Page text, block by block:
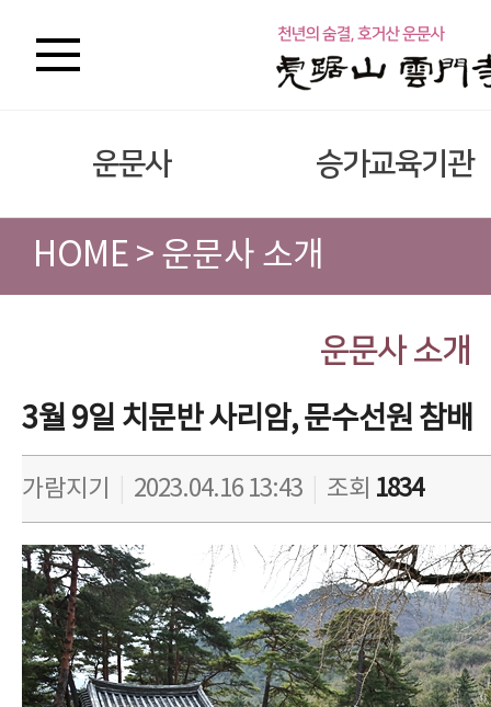
운문사 승가교육기관
HOME > 운문사 소개
운문사 소개
3월 9일 치문반 사리암, 문수선원 참배
가람지기 2023.04.16 13:43 조회 1834